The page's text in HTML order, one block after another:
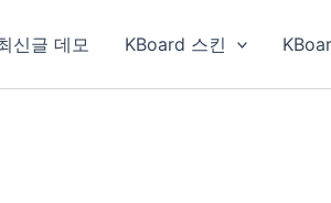
신글 데모 KBoard 스킨